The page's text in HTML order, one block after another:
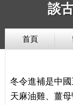
談
首頁
冬令進補是中
天麻油雞、薑